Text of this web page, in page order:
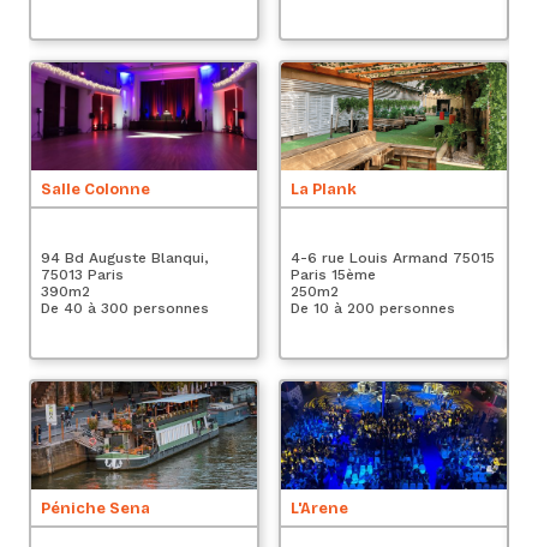
Salle Colonne
94 Bd Auguste Blanqui,
75013 Paris
390m2
De 40 à 300 personnes
La Plank
4-6 rue Louis Armand 75015
Paris 15ème
250m2
De 10 à 200 personnes
Péniche Sena L'Arene